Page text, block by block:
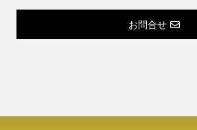
お問合せ